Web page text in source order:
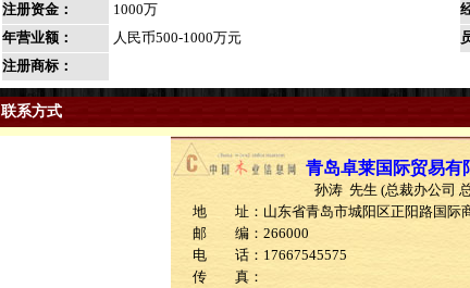
注册资金：
1000万
年营业额：
人民币500-1000万元
注册商标：
联系方式
青岛卓莱国际贸易有
孙涛 先生 (总裁办公司
地 址：山东省青岛市城阳区正阳路国际
邮 编：266000
电 话：17667545575
传 真：